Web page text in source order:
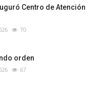
Centro de Atención
70
orden
67